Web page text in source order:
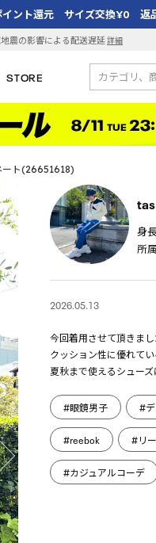
イント還元 サイズ交換¥0 返
震の影響による配送遅延詳細
STORE
ート(26651618)
身
所
2026.05.13
今回着用させて頂きま
クッション性に優れて
夏秋まで使えるシュー
#眼鏡男子 #
#reebok #リ
#カジュアルコーデ